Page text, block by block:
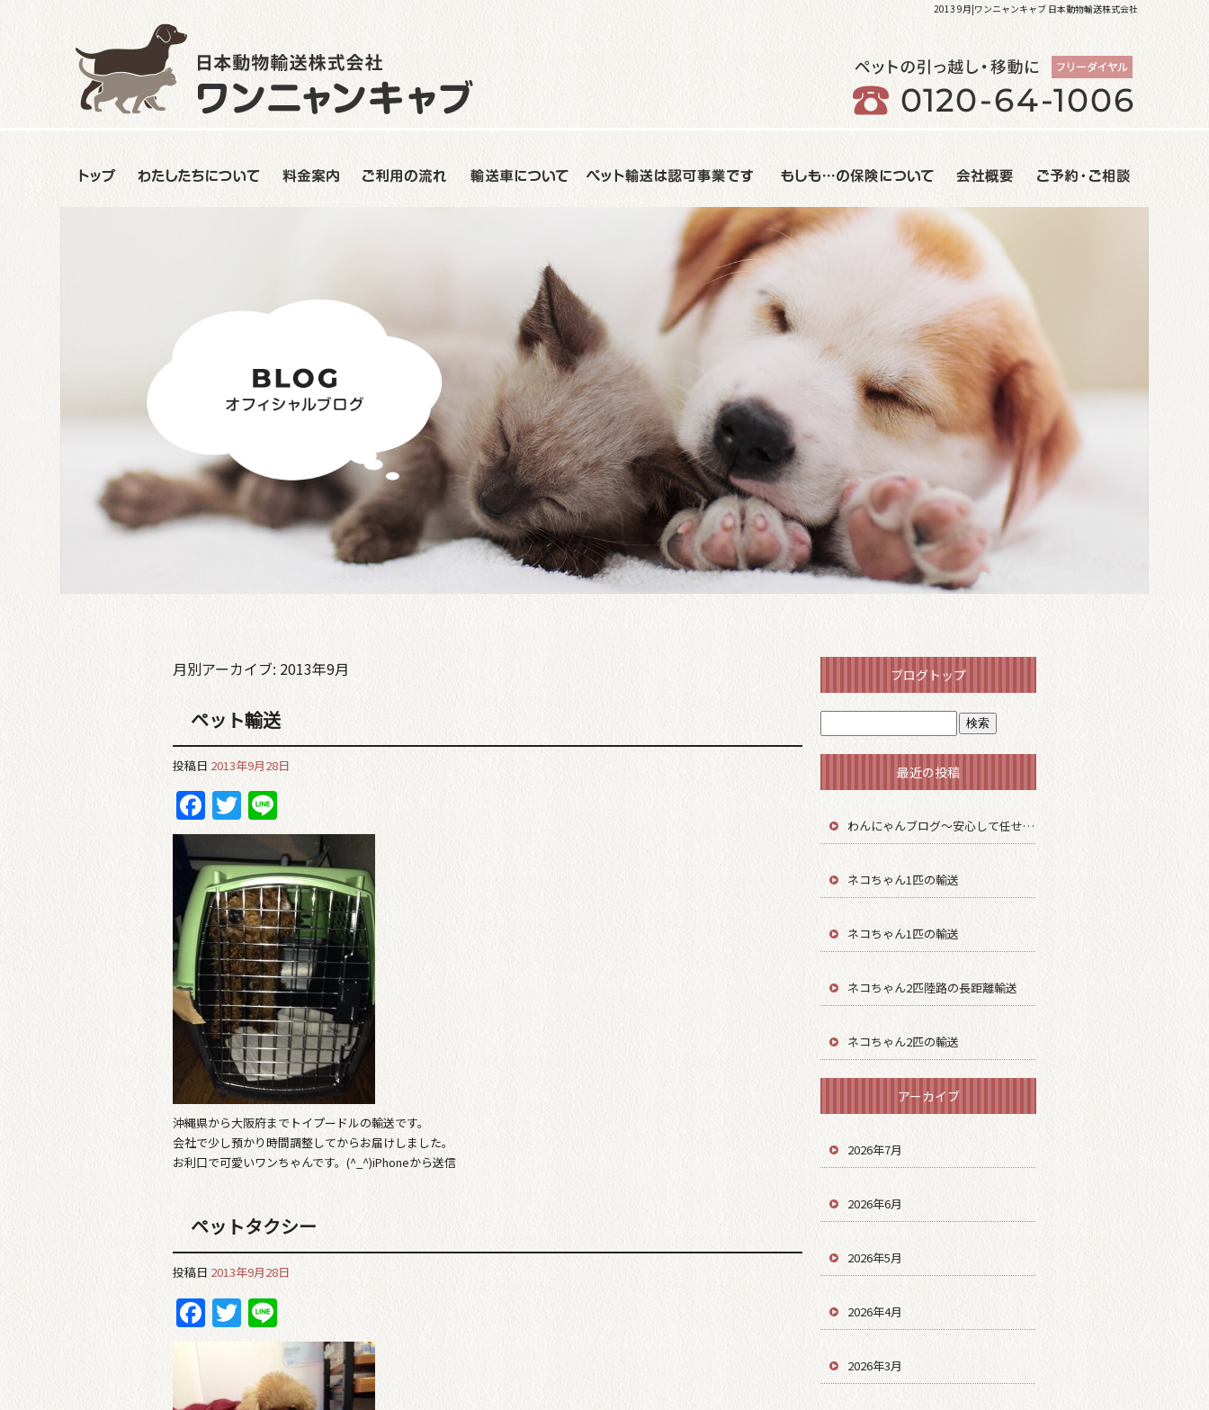
2013 9月|ワンニャンキャブ 日本動物輸送株式会社
月別アーカイブ: 2013年9月
ペット輸送
投稿日 2013年9月28日
Facebook
Twitter
沖縄県から大阪府までトイプードルの輸送です。
会社で少し預かり時間調整してからお届けしました。
お利口で可愛いワンちゃんです。(^_^)iPhoneから送信
ペットタクシー
投稿日 2013年9月28日
Facebook
Twitter
ブログトップ
最近の投稿
わんにゃんブログ～安心して任せてもらう～
ネコちゃん1匹の輸送
ネコちゃん1匹の輸送
ネコちゃん2匹陸路の長距離輸送
ネコちゃん2匹の輸送
アーカイブ
2026年7月
2026年6月
2026年5月
2026年4月
2026年3月